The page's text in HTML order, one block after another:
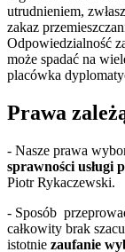
utrudnieniem,
zakaz
Odpowiedzialność
może spadać na
placówka
Prawa
- Nasze prawa
sprawności usługi
Piotr Rykaczewski.
- Sposób
całkowity brak
istotnie zaufanie